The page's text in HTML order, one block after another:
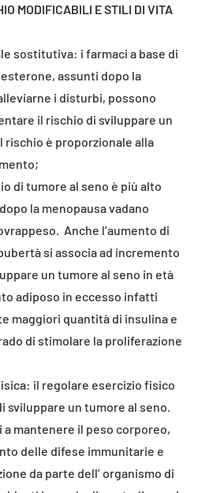
MODIFICABILI E STILI DI VITA
sostitutiva: i farmaci a base di
assunti dopo la
i disturbi, possono
il rischio di sviluppare un
rischio è proporzionale alla
di tumore al seno è più alto
la menopausa vadano
Anche l’aumento di
si associa ad incremento
un tumore al seno in età
adiposo in eccesso infatti
maggiori quantità di insulina e
di stimolare la proliferazione
il regolare esercizio fisico
sviluppare un tumore al seno.
mantenere il peso corporeo,
delle difese immunitarie e
da parte dell’ organismo di